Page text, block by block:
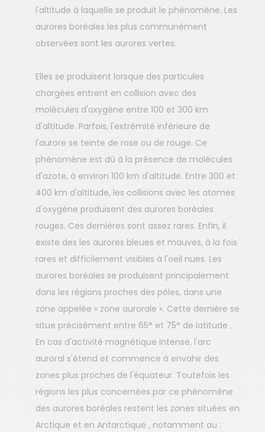
l'altitude à laquelle se produit le phénomène. Les
aurores boréales les plus communément
observées sont les aurores vertes.
Elles se produisent lorsque des particules
chargées entrent en collision avec des
molécules d'oxygène entre 100 et 300 km
d'altitude. Parfois, l'extrémité inférieure de
l'aurore se teinte de rose ou de rouge. Ce
phénomène est dû à la présence de molécules
d'azote, à environ 100 km d'altitude. Entre 300 et
400 km d'altitude, les collisions avec les atomes
d'oxygène produisent des aurores boréales
rouges. Ces dernières sont assez rares. Enfin, il
existe des les aurores bleues et mauves, à la fois
rares et difficilement visibles à l'oeil nues. Les
aurores boréales se produisent principalement
dans les régions proches des pôles, dans une
zone appelée « zone aurorale ». Cette dernière se
situe précisément entre 65° et 75° de latitude .
En cas d'activité magnétique intense, l'arc
auroral s'étend et commence à envahir des
zones plus proches de l'équateur. Toutefois les
régions les plus concernées par ce phénomène
des aurores boréales restent les zones situées en
Arctique et en Antarctique , notamment au :